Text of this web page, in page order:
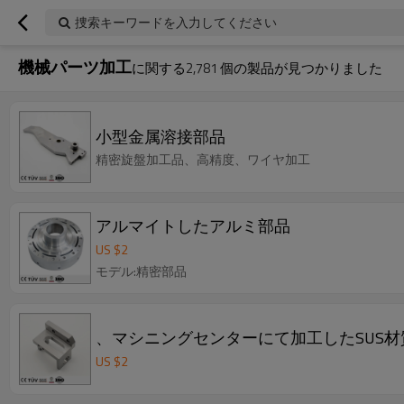
捜索キーワードを入力してください
機械パーツ加工に関する2,781 個の製品が見つかりました
小型金属溶接部品
精密旋盤加工品、高精度、ワイヤ加工
アルマイトしたアルミ部品
US $2
モデル:精密部品
、マシニングセンターにて加工したSUS
US $2